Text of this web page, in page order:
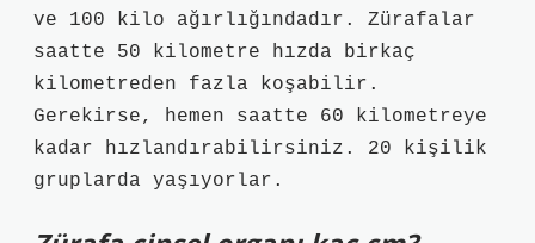
ve 100 kilo ağırlığındadır. Zürafalar
saatte 50 kilometre hızda birkaç
kilometreden fazla koşabilir.
Gerekirse, hemen saatte 60 kilometreye
kadar hızlandırabilirsiniz. 20 kişilik
gruplarda yaşıyorlar.